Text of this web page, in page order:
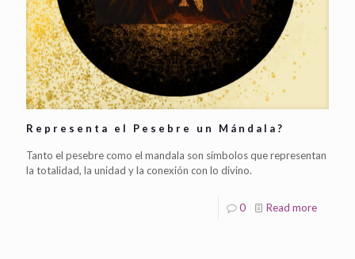
Representa el Pesebre un Mándala?
Tanto el pesebre como el mandala son símbolos que representan
la totalidad, la unidad y la conexión con lo divino.
0 Read more